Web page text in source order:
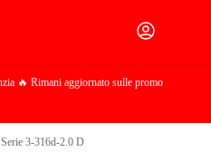
🔥 Rimani aggiornato sulle promo
Serie 3-316d-2.0 D